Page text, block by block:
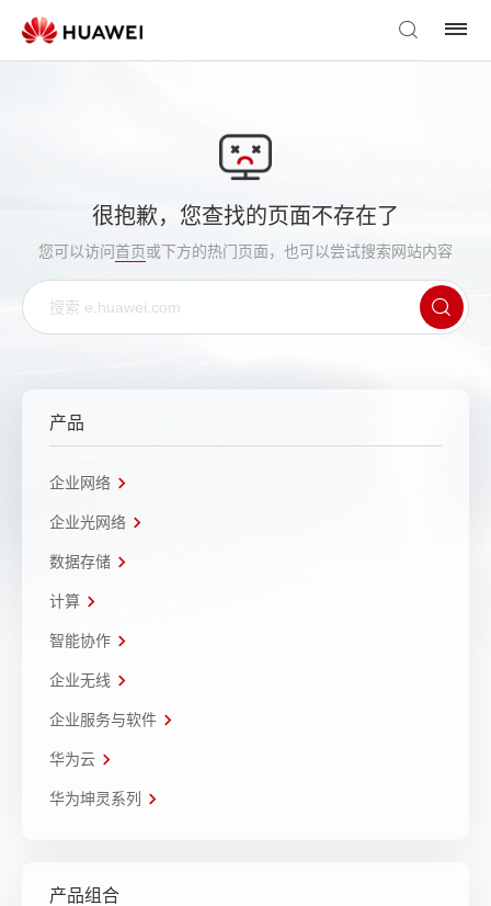
很抱歉，您查找的页面不存在了
您可以访问首页或下方的热门页面，也可以尝试搜索网站内容
产品
企业网络
企业光网络
数据存储
计算
智能协作
企业无线
企业服务与软件
华为云
华为坤灵系列
产品组合